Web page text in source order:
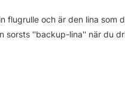
flugrulle och är den lina
sorsts ''backup-lina'' när du
lbs med längder på 200-